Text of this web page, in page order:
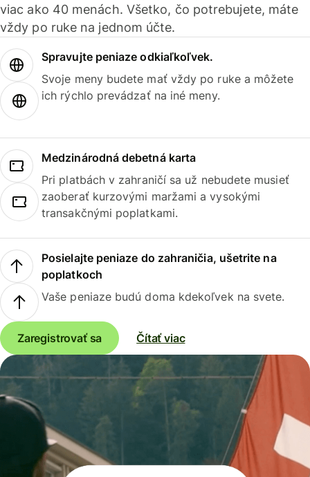
viac ako 40 menách. Všetko, čo potrebujete, máte
vždy po ruke na jednom účte.
Spravujte peniaze odkiaľkoľvek.
Svoje meny budete mať vždy po ruke a môžete
ich rýchlo prevádzať na iné meny.
Medzinárodná debetná karta
Pri platbách v zahraničí sa už nebudete musieť
zaoberať kurzovými maržami a vysokými
transakčnými poplatkami.
Posielajte peniaze do zahraničia, ušetrite na
poplatkoch
Vaše peniaze budú doma kdekoľvek na svete.
Zaregistrovať sa Čítať viac